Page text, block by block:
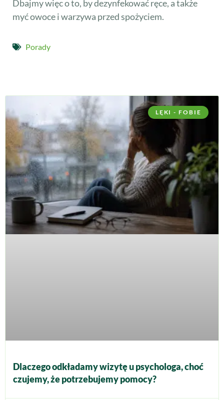
Dbajmy więc o to, by dezynfekować ręce, a także
myć owoce i warzywa przed spożyciem.
Porady
LĘKI - FOBIE
Dlaczego odkładamy wizytę u psychologa, choć
czujemy, że potrzebujemy pomocy?